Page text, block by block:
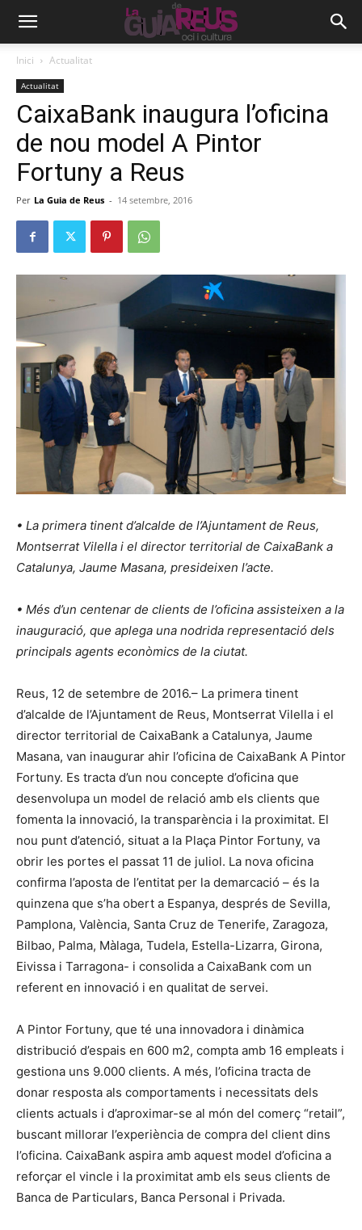
Inici Actualitat
Actualitat
CaixaBank inaugura l’oficina
de nou model A Pintor
Fortuny a Reus
Per La Guia de Reus - 14 setembre, 2016
• La primera tinent d’alcalde de l’Ajuntament de Reus,
Montserrat Vilella i el director territorial de CaixaBank a
Catalunya, Jaume Masana, presideixen l’acte.
• Més d’un centenar de clients de l’oficina assisteixen a la
inauguració, que aplega una nodrida representació dels
principals agents econòmics de la ciutat.
Reus, 12 de setembre de 2016.– La primera tinent
d’alcalde de l’Ajuntament de Reus, Montserrat Vilella i el
director territorial de CaixaBank a Catalunya, Jaume
Masana, van inaugurar ahir l’oficina de CaixaBank A Pintor
Fortuny. Es tracta d’un nou concepte d’oficina que
desenvolupa un model de relació amb els clients que
fomenta la innovació, la transparència i la proximitat. El
nou punt d’atenció, situat a la Plaça Pintor Fortuny, va
obrir les portes el passat 11 de juliol. La nova oficina
confirma l’aposta de l’entitat per la demarcació – és la
quinzena que s’ha obert a Espanya, després de Sevilla,
Pamplona, València, Santa Cruz de Tenerife, Zaragoza,
Bilbao, Palma, Màlaga, Tudela, Estella-Lizarra, Girona,
Eivissa i Tarragona- i consolida a CaixaBank com un
referent en innovació i en qualitat de servei.
A Pintor Fortuny, que té una innovadora i dinàmica
distribució d’espais en 600 m2, compta amb 16 empleats i
gestiona uns 9.000 clients. A més, l’oficina tracta de
donar resposta als comportaments i necessitats dels
clients actuals i d’aproximar-se al món del comerç “retail”,
buscant millorar l’experiència de compra del client dins
l’oficina. CaixaBank aspira amb aquest model d’oficina a
reforçar el vincle i la proximitat amb els seus clients de
Banca de Particulars, Banca Personal i Privada.